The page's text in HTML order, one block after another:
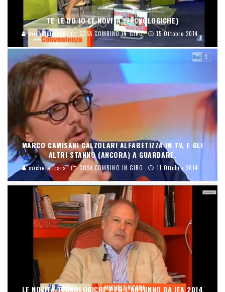
TE LE DO IO LE NOVITÀ (TECNOLOGICHE)
micheleficara COSA COMBINO IN GIRO 15 Ottobre 2014
MARCO CAMISANI CALZOLARI ALFABETIZZA IN TV, E GLI
ALTRI STANNO (ANCORA) A GUARDARE.
micheleficara COSA COMBINO IN GIRO 11 Ottobre 2014
LE NOVITÀ TECNOLOGICHE PER L’AUTUNNO DA IFA 2014